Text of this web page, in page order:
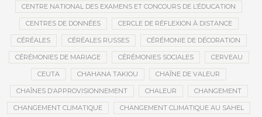
CENTRE NATIONAL DES EXAMENS ET CONCOURS DE L’ÉDUCATION
CENTRES DE DONNÉES CERCLE DE RÉFLEXION À DISTANCE
CÉRÉALES CÉRÉALES RUSSES CÉRÉMONIE DE DÉCORATION
CÉRÉMONIES DE MARIAGE CÉRÉMONIES SOCIALES CERVEAU
CEUTA CHAHANA TAKIOU CHAÎNE DE VALEUR
CHAÎNES D’APPROVISIONNEMENT CHALEUR CHANGEMENT
CHANGEMENT CLIMATIQUE CHANGEMENT CLIMATIQUE AU SAHEL